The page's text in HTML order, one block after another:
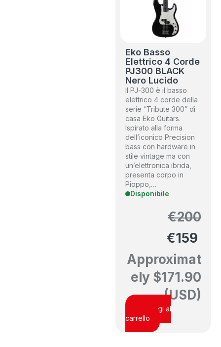
Eko Basso
Elettrico 4 Corde
PJ300 BLACK
Nero Lucido
Il PJ-300 è il basso
elettrico 4 corde della
serie “Tribute 300” di
casa Eko Guitars.
Ispirato alla forma
dell’iconico Precision
bass con hardware in
stile vintage ma con
un’elettronica ibrida,
presenta corpo in
Pioppo,…
Disponibile
€200
€159
Approximat
ely $171.90
(USD)
Aggiungi al
carrello